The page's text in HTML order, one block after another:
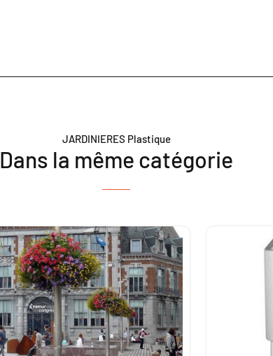
JARDINIERES Plastique
Dans la même catégorie